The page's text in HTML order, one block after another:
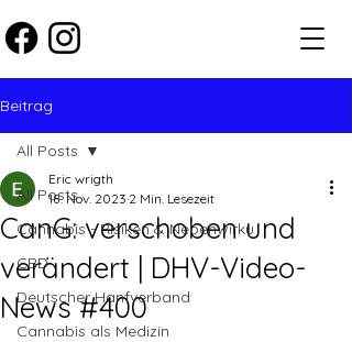
Beitrag
All Posts
Cannabis - Risiken & Nebenwirku
CBD
Deutscher Hanfverband
Cannabis als Medizin
All Posts
CanG: verschoben und
verändert | DHV-Video-
News #400
Eric wrigth
18. Nov. 2023 2 Min. Lesezeit